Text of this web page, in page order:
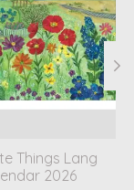
Things Lang
2026